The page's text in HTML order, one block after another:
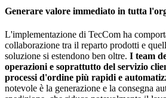
Generare valore immediato in tutta
L'implementazione di TecCom ha
collaborazione tra il reparto prodotti e
soluzione si estendono ben oltre. I team
operazioni e soprattutto del servizio
processi d'ordine più rapidi e
notevole è la generazione e la consegna